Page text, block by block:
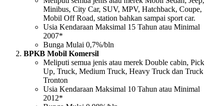
Minibus, City Car, SUV, MPV, Hatchback, Coupe,
Mobil Off Road, station bahkan sampai sport car.
Usia Kendaraan Maksimal 15 Tahun atau Minimal
2007*
Bunga Mulai 0,7%/bln
BPKB Mobil Komersil
Meliputi semua jenis atau merek Double cabin, Pick
Up, Truck, Medium Truck, Heavy Truck dan Truck
Tronton
Usia Kendaraan Maksimal 10 Tahun atau Minimal
2012*